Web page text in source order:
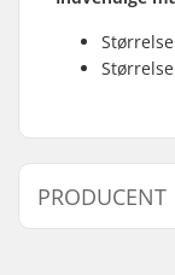
PRODUCENT